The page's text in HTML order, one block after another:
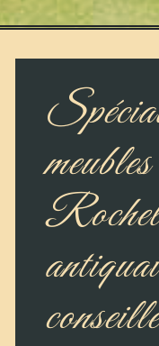
conseille